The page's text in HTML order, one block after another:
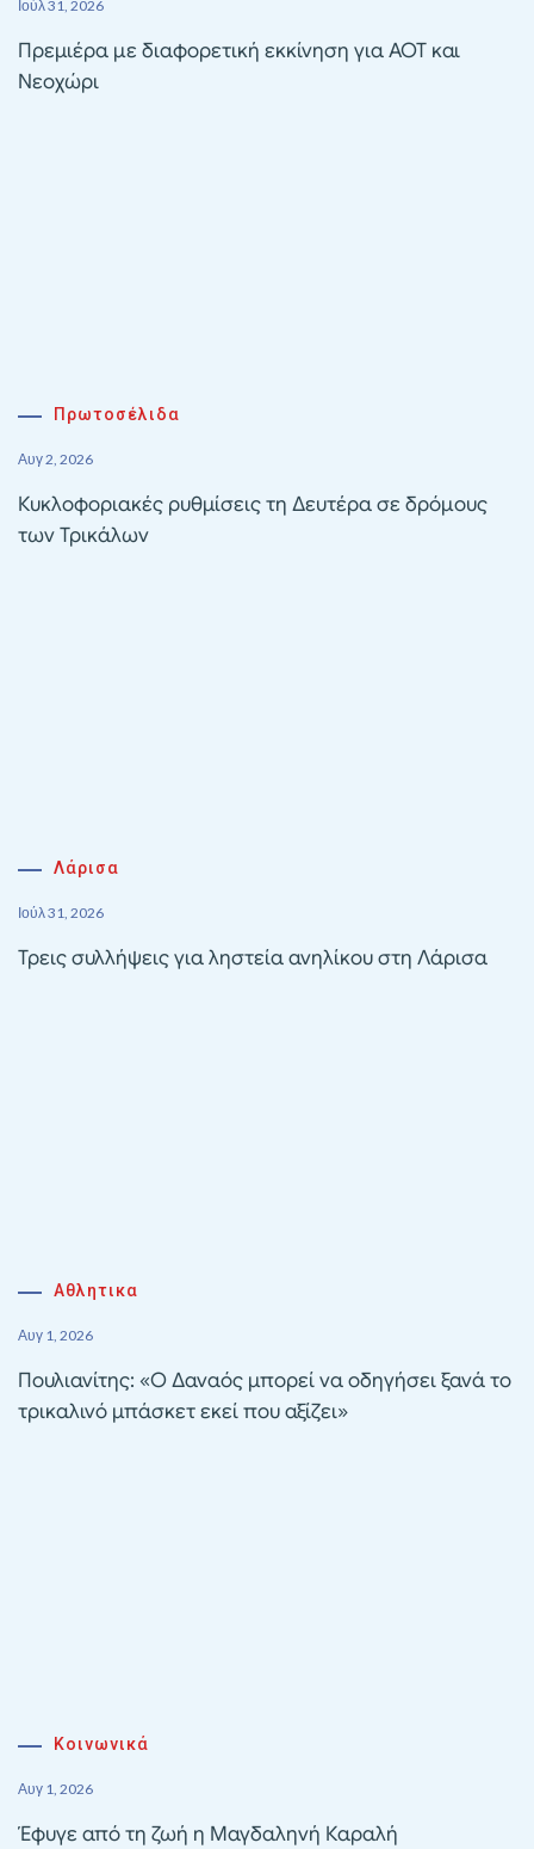
Ιούλ 31, 2026
Πρεμιέρα με διαφορετική εκκίνηση για ΑΟΤ και
Νεοχώρι
Πρωτοσέλιδα
Αυγ 2, 2026
Κυκλοφοριακές ρυθμίσεις τη Δευτέρα σε δρόμους
των Τρικάλων
Λάρισα
Ιούλ 31, 2026
Τρεις συλλήψεις για ληστεία ανηλίκου στη Λάρισα
Αθλητικα
Αυγ 1, 2026
Πουλιανίτης: «Ο Δαναός μπορεί να οδηγήσει ξανά το
τρικαλινό μπάσκετ εκεί που αξίζει»
Κοινωνικά
Αυγ 1, 2026
Έφυγε από τη ζωή η Μαγδαληνή Καραλή